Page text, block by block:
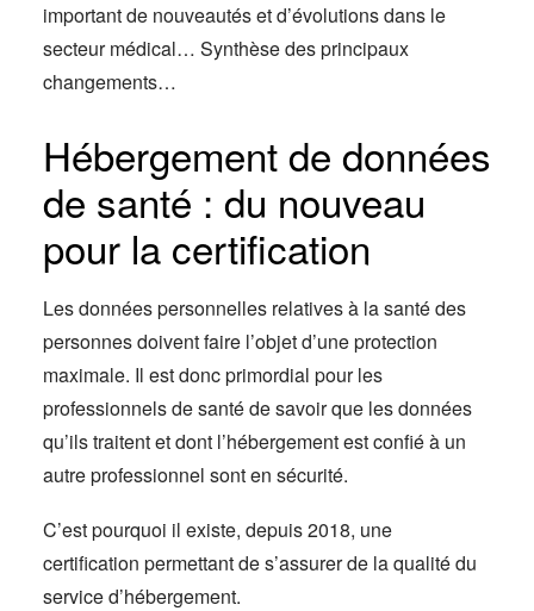
important de nouveautés et d’évolutions dans le
secteur médical… Synthèse des principaux
changements…
Hébergement de données
de santé : du nouveau
pour la certification
Les données personnelles relatives à la santé des
personnes doivent faire l’objet d’une protection
maximale. Il est donc primordial pour les
professionnels de santé de savoir que les données
qu’ils traitent et dont l’hébergement est confié à un
autre professionnel sont en sécurité.
C’est pourquoi il existe, depuis 2018, une
certification permettant de s’assurer de la qualité du
service d’hébergement.